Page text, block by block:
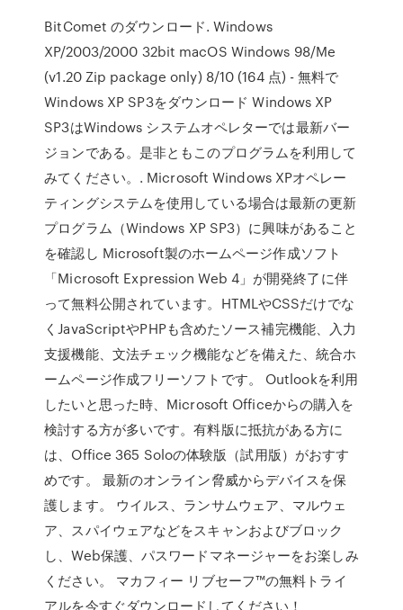
BitComet のダウンロード. Windows
XP/2003/2000 32bit macOS Windows 98/Me
(v1.20 Zip package only) 8/10 (164 点) - 無料で
Windows XP SP3をダウンロード Windows XP
SP3はWindows システムオペレターでは最新バー
ジョンである。是非ともこのプログラムを利用して
みてください。. Microsoft Windows XPオペレー
ティングシステムを使用している場合は最新の更新
プログラム（Windows XP SP3）に興味があること
を確認し Microsoft製のホームページ作成ソフト
「Microsoft Expression Web 4」が開発終了に伴
って無料公開されています。HTMLやCSSだけでな
くJavaScriptやPHPも含めたソース補完機能、入力
支援機能、文法チェック機能などを備えた、統合ホ
ームページ作成フリーソフトです。 Outlookを利用
したいと思った時、Microsoft Officeからの購入を
検討する方が多いです。有料版に抵抗がある方に
は、Office 365 Soloの体験版（試用版）がおすす
めです。 最新のオンライン脅威からデバイスを保
護します。 ウイルス、ランサムウェア、マルウェ
ア、スパイウェアなどをスキャンおよびブロック
し、Web保護、パスワードマネージャーをお楽しみ
ください。 マカフィー リブセーフ™の無料トライ
アルを今すぐダウンロードしてください！